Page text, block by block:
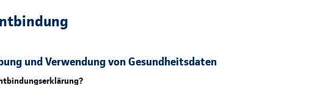
und Verwendung von Gesundheitsdaten